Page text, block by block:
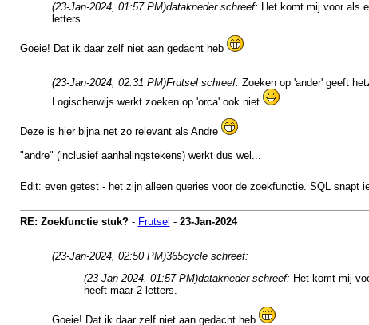
(23-Jan-2024, 01:57 PM)datakneder schreef: Het komt mij voor als
letters.
Goeie! Dat ik daar zelf niet aan gedacht heb
(23-Jan-2024, 02:31 PM)Frutsel schreef: Zoeken op 'ander' geeft
Logischerwijs werkt zoeken op 'orca' ook niet
Deze is hier bijna net zo relevant als Andre
"andre" (inclusief aanhalingstekens) werkt dus wel...
Edit: even getest - het zijn alleen queries voor de zoekfunctie. SQL snapt
RE: Zoekfunctie stuk?- Frutsel - 23-Jan-2024
(23-Jan-2024, 02:50 PM)365cycle schreef:
(23-Jan-2024, 01:57 PM)datakneder schreef: Het komt mij
heeft maar 2 letters.
Goeie! Dat ik daar zelf niet aan gedacht heb